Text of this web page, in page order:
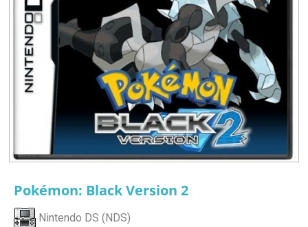
Pokémon: Black Version 2
Nintendo DS (NDS)